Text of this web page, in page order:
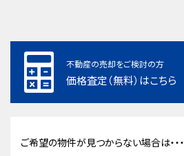
不動産の売却をご検討の方
価格査定（無料）はこちら
ご希望の物件が見つからない場合は・・・